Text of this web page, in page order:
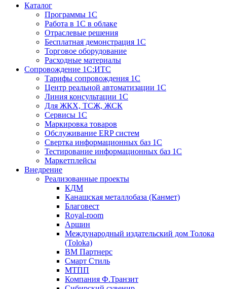
Каталог
Программы 1С
Работа в 1С в облаке
Отраслевые решения
Бесплатная демонстрация 1С
Торговое оборудование
Расходные материалы
Сопровождение 1С:ИТС
Тарифы сопровождения 1С
Центр реальной автоматизации 1С
Линия консультации 1С
Для ЖКХ, ТСЖ, ЖСК
Сервисы 1С
Маркировка товаров
Обслуживание ERP систем
Свертка информационных баз 1С
Тестирование информационных баз 1С
Маркетплейсы
Внедрение
Реализованные проекты
КДМ
Канашская металлобаза (Канмет)
Благовест
Royal-room
Аршин
Международный издательский дом Толока
(Toloka)
ВМ Партнерс
Смарт Стиль
МТПП
Компания Ф.Транзит